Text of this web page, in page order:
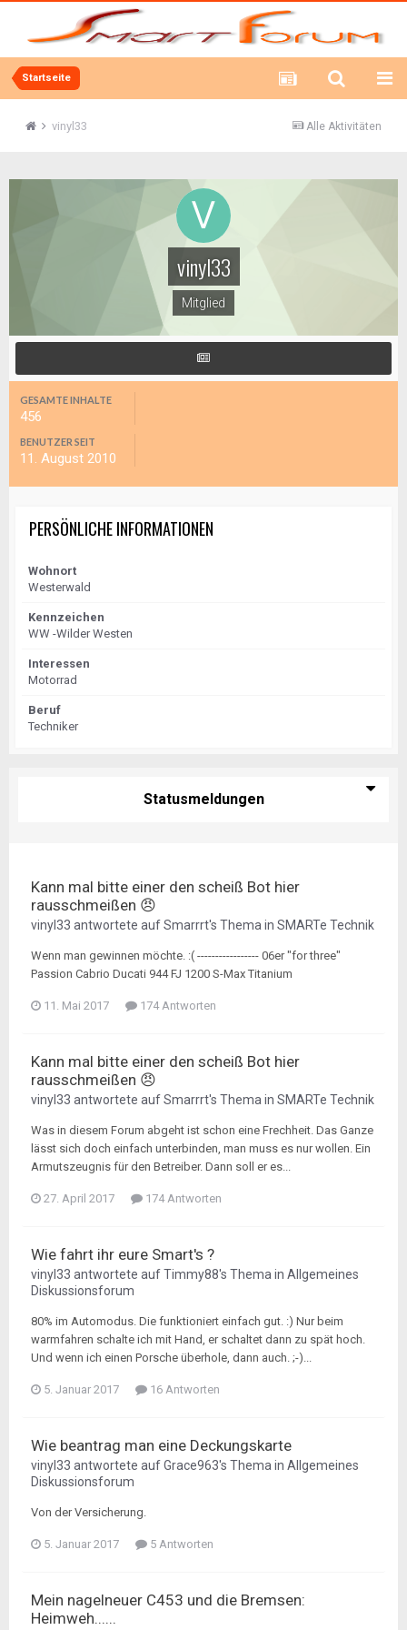
Startseite
Alle Aktivitäten
vinyl33
vinyl33
Mitglied
GESAMTE INHALTE
456
BENUTZER SEIT
11. August 2010
PERSÖNLICHE INFORMATIONEN
Wohnort
Westerwald
Kennzeichen
WW -Wilder Westen
Interessen
Motorrad
Beruf
Techniker
Statusmeldungen
Kann mal bitte einer den scheiß Bot hier
rausschmeißen 😠
vinyl33 antwortete aufSmarrrt's Thema in SMARTe Technik
Wenn man gewinnen möchte. :( ----------------- 06er "for three"
Passion Cabrio Ducati 944 FJ 1200 S-Max Titanium
11. Mai 2017 174 Antworten
Kann mal bitte einer den scheiß Bot hier
rausschmeißen 😠
vinyl33 antwortete aufSmarrrt's Thema in SMARTe Technik
Was in diesem Forum abgeht ist schon eine Frechheit. Das Ganze
lässt sich doch einfach unterbinden, man muss es nur wollen. Ein
Armutszeugnis für den Betreiber. Dann soll er es...
27. April 2017 174 Antworten
Wie fahrt ihr eure Smart's ?
vinyl33 antwortete aufTimmy88's Thema in Allgemeines
Diskussionsforum
80% im Automodus. Die funktioniert einfach gut. :) Nur beim
warmfahren schalte ich mit Hand, er schaltet dann zu spät hoch.
Und wenn ich einen Porsche überhole, dann auch. ;-)...
5. Januar 2017 16 Antworten
Wie beantrag man eine Deckungskarte
vinyl33 antwortete aufGrace963's Thema in Allgemeines
Diskussionsforum
Von der Versicherung.
5. Januar 2017 5 Antworten
Mein nagelneuer C453 und die Bremsen:
Heimweh......